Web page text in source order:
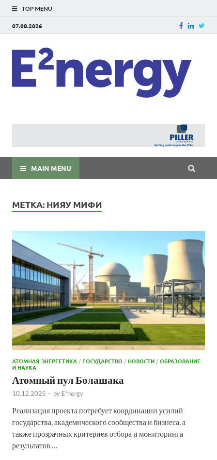
TOP MENU
07.08.2026
MAIN MENU
МЕТКА: НИЯУ МИФИ
АТОМНАЯ ЭНЕРГЕТИКА /ГОСУДАРСТВО /НОВОСТИ /ОБРАЗОВАНИЕ
И НАУКА
Атомный пул Болашака
10.12.2025 - by E²nergy
Реализация проекта потребует координации усилий
государства, академического сообщества и бизнеса, а
также прозрачных критериев отбора и мониторинга
результатов …